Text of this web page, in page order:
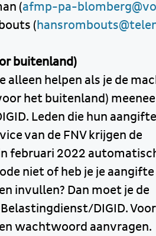
(afmp-pa-
(
buitenland)
alleen helpen als je de
het buitenland)
Leden die hun
van de FNV krijgen de
februari 2022
niet of heb je je
invullen? Dan moet je de
DIGID.
wachtwoord aanvragen.